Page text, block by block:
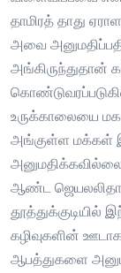
தாமிரத் தாது
அவை
அங்கிருந்துதான்
உருக்காலையை
அங்குள்ள மக்கள்
ஆண்ட ஜெயலலிதா
கழிவுகளின்
ஆபத்துகளை